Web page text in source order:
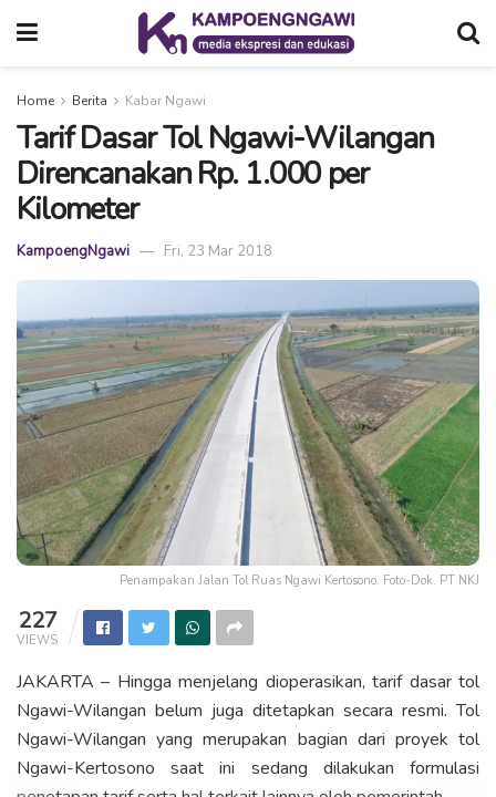
Home Berita Kabar Ngawi
Tarif Dasar Tol Ngawi-Wilangan
Direncanakan Rp. 1.000 per
Kilometer
KampoengNgawi Fri, 23 Mar 2018
Penampakan Jalan Tol Ruas Ngawi Kertosono. Foto-Dok. PT NKJ
227
VIEWS
JAKARTA – Hingga menjelang dioperasikan, tarif dasar tol
Ngawi-Wilangan belum juga ditetapkan secara resmi. Tol
Ngawi-Wilangan yang merupakan bagian dari proyek tol
Ngawi-Kertosono saat ini sedang dilakukan formulasi